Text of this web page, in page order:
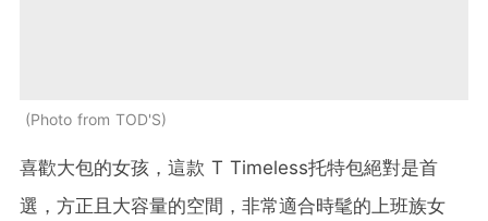
Photo from TOD'S
喜歡大包的女孩，這款 T Timeless托特包絕對是首
選，方正且大容量的空間，非常適合時髦的上班族女